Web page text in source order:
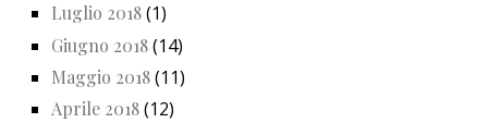
Luglio 2018(1)
Giugno 2018(14)
Maggio 2018(11)
Aprile 2018(12)